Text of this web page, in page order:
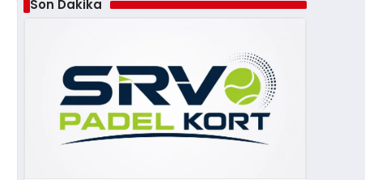
Son Dakika